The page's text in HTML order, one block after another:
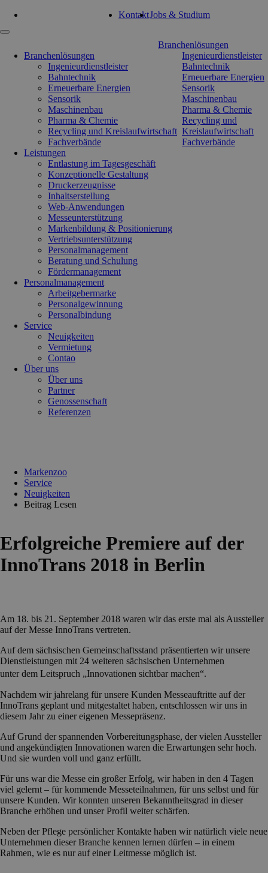
Tel: 0351 47 93 41 92 KontaktJobs & Studium
Navigation
Branchenlösungen
Ingenieurdienstleister
Bahntechnik
Erneuerbare Energien
Sensorik
Maschinenbau
Pharma & Chemie
Recycling und
Kreislaufwirtschaft
Fachverbände
Branchenlösungen
Ingenieurdienstleister
Bahntechnik
Erneuerbare Energien
Sensorik
Maschinenbau
Pharma & Chemie
Recycling und Kreislaufwirtschaft
Fachverbände
Leistungen
Entlastung im Tagesgeschäft
Konzeptionelle Gestaltung
Druckerzeugnisse
Inhaltserstellung
Web-Anwendungen
Messeunterstützung
Markenbildung & Positionierung
Vertriebsunterstützung
Personalmanagement
Beratung und Schulung
Fördermanagement
Personalmanagement
Arbeitgebermarke
Personalgewinnung
Personalbindung
Service
Neuigkeiten
Vermietung
Contao
Über uns
Über uns
Partner
Genossenschaft
Referenzen
Markenzoo
Service
Neuigkeiten
Beitrag Lesen
Erfolgreiche Premiere auf der
InnoTrans 2018 in Berlin
Am 18. bis 21. September 2018 waren wir das erste mal als Aussteller
auf der Messe InnoTrans vertreten.
Auf dem sächsischen Gemeinschaftsstand präsentierten wir unsere
Dienstleistungen mit 24 weiteren sächsischen Unternehmen
unter dem Leitspruch „Innovationen sichtbar machen“.
Nachdem wir jahrelang für unsere Kunden Messeauftritte auf der
InnoTrans geplant und mitgestaltet haben, entschlossen wir uns in
diesem Jahr zu einer eigenen Messepräsenz.
Auf Grund der spannenden Vorbereitungsphase, der vielen Aussteller
und angekündigten Innovationen waren die Erwartungen sehr hoch.
Und sie wurden voll und ganz erfüllt.
Für uns war die Messe ein großer Erfolg, wir haben in den 4 Tagen
viel gelernt – für kommende Messeteilnahmen, für uns selbst und für
unsere Kunden. Wir konnten unseren Bekanntheitsgrad in dieser
Branche erhöhen und unser Profil weiter schärfen.
Neben der Pflege persönlicher Kontakte haben wir natürlich viele neue
Unternehmen dieser Branche kennen lernen dürfen – in einem
Rahmen, wie es nur auf einer Leitmesse möglich ist.